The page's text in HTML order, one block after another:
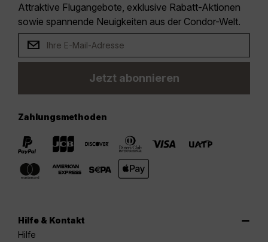
Attraktive Flugangebote, exklusive Rabatt-Aktionen
sowie spannende Neuigkeiten aus der Condor-Welt.
Jetzt abonnieren
Zahlungsmethoden
Hilfe & Kontakt
Hilfe